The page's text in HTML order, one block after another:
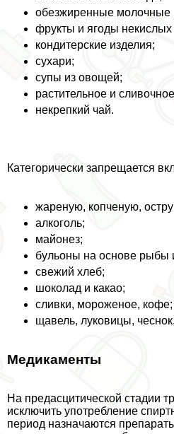
обезжиренные молочные
фрукты и ягоды
кондитерские изделия;
сухари;
супы из овощей;
растительное и
некрепкий чай.
Категорически запрещается
жареную, копченую,
алкоголь;
майонез;
бульоны на основе рыбы
свежий хлеб;
шоколад и какао;
сливки, мороженое, кофе;
щавель, луковицы,
Медикаменты
На предасцитической стадии
исключить употрeбление
период назначаются